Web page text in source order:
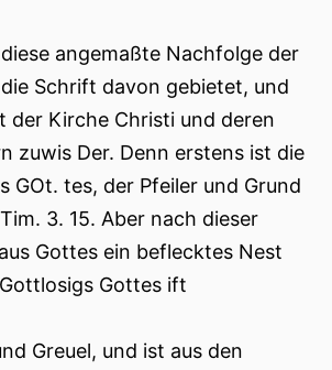
angemaßte Nachfolge der
Schrift davon gebietet, und
der Kirche Christi und deren
zuwis Der. Denn erstens ist die
GOt. tes, der Pfeiler und Grund
3. 15. Aber nach dieser
Gottes ein beflecktes Nest
Gottes ift
Greuel, und ist aus den